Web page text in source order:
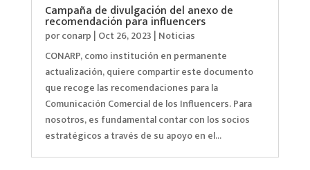
Campaña de divulgación del anexo de
recomendación para influencers
porconarp | Oct 26, 2023 | Noticias
CONARP, como institución en permanente
actualización, quiere compartir este documento
que recoge las recomendaciones para la
Comunicación Comercial de los Influencers. Para
nosotros, es fundamental contar con los socios
estratégicos a través de su apoyo en el...